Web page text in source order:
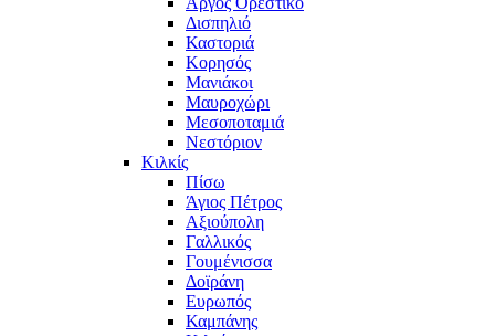
Δισπηλιό
Καστοριά
Κορησός
Μανιάκοι
Μαυροχώρι
Μεσοποταμιά
Νεστόριον
Κιλκίς
Πίσω
Άγιος Πέτρος
Αξιούπολη
Γαλλικός
Γουμένισσα
Δοϊράνη
Ευρωπός
Καμπάνης